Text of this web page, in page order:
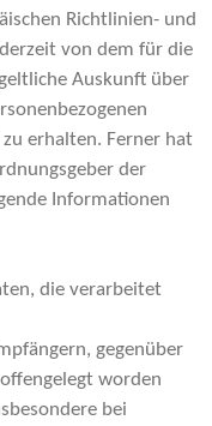
Richtlinien- und
von dem für die
Auskunft über
erhalten. Ferner hat
der
Informationen
die verarbeitet
gegenüber
worden
bei